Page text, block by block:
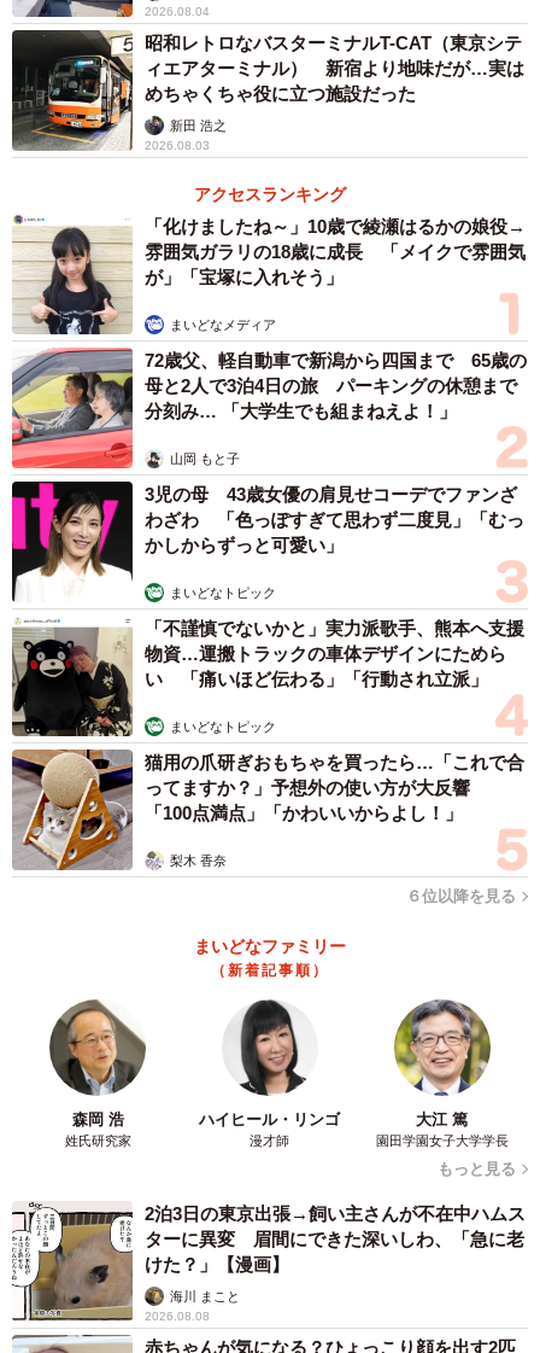
2026.08.04
昭和レトロなバスターミナルT-CAT（東京シテ
ィエアターミナル） 新宿より地味だが…実は
めちゃくちゃ役に立つ施設だった
新田 浩之
2026.08.03
アクセスランキング
「化けましたね～」10歳で綾瀬はるかの娘役→
雰囲気ガラリの18歳に成長 「メイクで雰囲気
が」「宝塚に入れそう」
まいどなメディア
72歳父、軽自動車で新潟から四国まで 65歳の
母と2人で3泊4日の旅 パーキングの休憩まで
分刻み… 「大学生でも組まねえよ！」
山岡 もと子
3児の母 43歳女優の肩見せコーデでファンざ
わざわ 「色っぽすぎて思わず二度見」「むっ
かしからずっと可愛い」
まいどなトピック
「不謹慎でないかと」実力派歌手、熊本へ支援
物資…運搬トラックの車体デザインにためら
い 「痛いほど伝わる」「行動され立派」
まいどなトピック
猫用の爪研ぎおもちゃを買ったら…「これで合
ってますか？」予想外の使い方が大反響
「100点満点」「かわいいからよし！」
梨木 香奈
６位以降を見る
まいどなファミリー
（新着記事順）
森岡 浩
姓氏研究家
ハイヒール・リンゴ
漫才師
大江 篤
園田学園女子大学学長
もっと見る
2泊3日の東京出張→飼い主さんが不在中ハムス
ターに異変 眉間にできた深いしわ、「急に老
けた？」【漫画】
海川 まこと
2026.08.08
赤ちゃんが気になる？ひょっこり顔を出す2匹